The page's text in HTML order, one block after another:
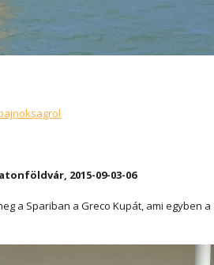
2015-09-03-06
a Spariban a Greco Kupát, ami egyben a